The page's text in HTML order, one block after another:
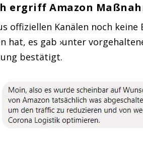
ergriff Amazon
offiziellen Kanälen noch
hat, es gab ›unter
bestätigt.